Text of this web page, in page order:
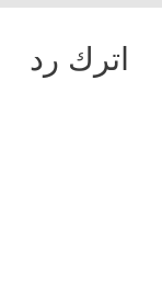
اترك رد